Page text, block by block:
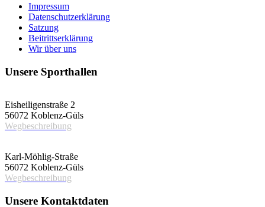
Impressum
Datenschutzerklärung
Satzung
Beitrittserklärung
Wir über uns
Unsere Sporthallen
Eisheiligenstraße 2
56072 Koblenz-Güls
Wegbeschreibung
Karl-Möhlig-Straße
56072 Koblenz-Güls
Wegbeschreibung
Unsere Kontaktdaten